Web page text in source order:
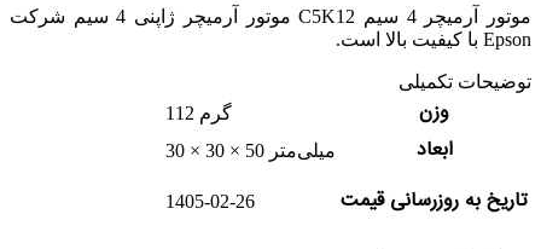
موتور آرمیچر 4 سیم C5K12 موتور آرمیچر ژاپنی 4 سیم شرکت
Epson با کیفیت بالا است.
توضیحات تکمیلی
وزن 112 گرم
ابعاد 30 × 30 × 50 میلی‌متر
تاریخ به روزرسانی قیمت 1405-02-26